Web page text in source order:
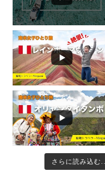
さらに読み込む...